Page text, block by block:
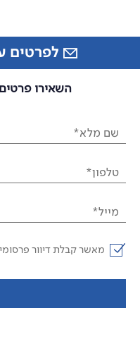
לפרטים
השאירו
שם מלא*
טלפון*
מייל*
מאשר קבלת דיוור פרסומי